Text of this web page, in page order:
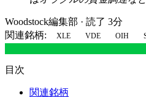
Woodstock編集部 · 読了 3分
関連銘柄:
XLE VDE OIH
目次
関連銘柄